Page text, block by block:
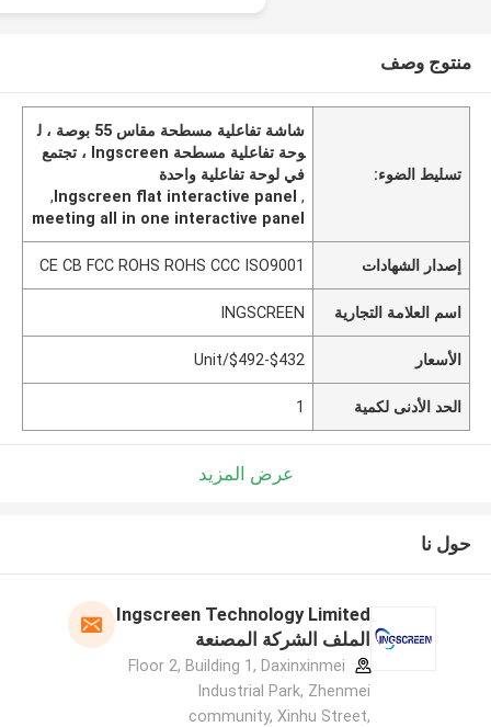
منتوج وصف
تسليط الضوء:
شاشة تفاعلية مسطحة مقاس 55 بوصة ، ل
وحة تفاعلية مسطحة Ingscreen ، تجتمع
في لوحة تفاعلية واحدة
,
Ingscreen flat interactive panel
,
meeting all in one interactive panel
إصدار الشهادات CE CB FCC ROHS ROHS CCC ISO9001
اسم العلامة التجارية INGSCREEN
الأسعار $432-$492/Unit
الحد الأدنى لكمية 1
عرض المزيد
حول نا
Ingscreen Technology Limited
الملف الشركة المصنعة
Floor 2, Building 1, Daxinxinmei
Industrial Park, Zhenmei
community, Xinhu Street,